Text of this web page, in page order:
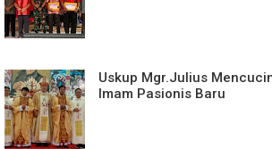
Uskup Mgr.Julius
Imam Pasionis Baru